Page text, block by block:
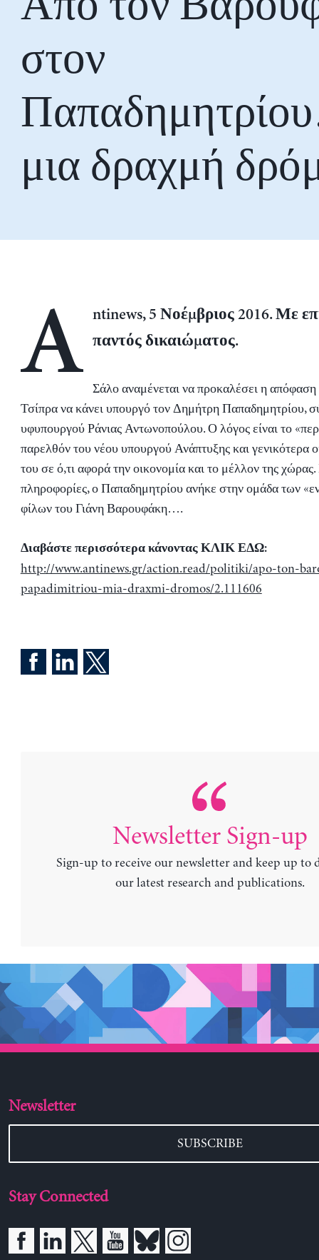
στον
μια δραχμή
A
ntinews, 5 Νοέμβριος 2016. Με
παντός δικαιώματος.
Σάλο αναμένεται να προκαλέσει η
Τσίπρα να κάνει υπουργό τον Δημήτρη Παπαδημητρίου,
υφυπουργού Ράνιας Αντωνοπούλου. Ο λόγος είναι το
παρελθόν του νέου υπουργού Ανάπτυξης και γενικότερα
του σε ό,τι αφορά την οικονομία και το μέλλον της
πληροφορίες, ο Παπαδημητρίου ανήκε στην ομάδα των
φίλων του Γιάνη Βαρουφάκη….
Διαβάστε περισσότερα κάνοντας ΚΛΙΚ ΕΔΩ:
http://www.antinews.gr/action.read/politiki/apo-ton-
papadimitriou-mia-draxmi-dromos/2.111606
Newsletter Sign-up
Sign-up to receive our newsletter and keep up to
our latest research and publications.
Newsletter
SUBSCRIBE
Stay Connected